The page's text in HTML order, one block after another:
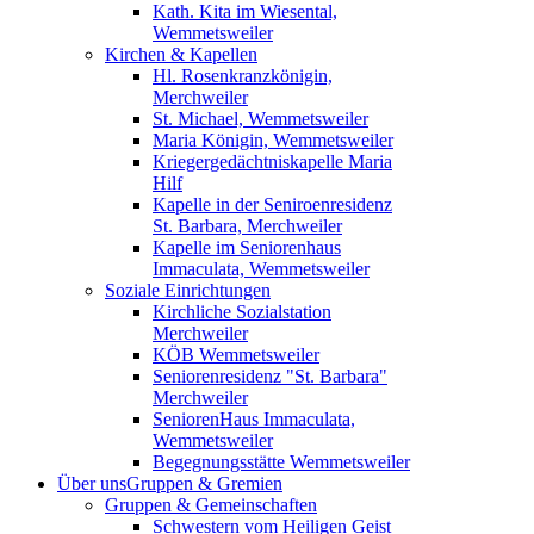
Kath. Kita im Wiesental,
Wemmetsweiler
Kirchen & Kapellen
Hl. Rosenkranzkönigin,
Merchweiler
St. Michael, Wemmetsweiler
Maria Königin, Wemmetsweiler
Kriegergedächtniskapelle Maria
Hilf
Kapelle in der Seniroenresidenz
St. Barbara, Merchweiler
Kapelle im Seniorenhaus
Immaculata, Wemmetsweiler
Soziale Einrichtungen
Kirchliche Sozialstation
Merchweiler
KÖB Wemmetsweiler
Seniorenresidenz "St. Barbara"
Merchweiler
SeniorenHaus Immaculata,
Wemmetsweiler
Begegnungsstätte Wemmetsweiler
Über unsGruppen & Gremien
Gruppen & Gemeinschaften
Schwestern vom Heiligen Geist